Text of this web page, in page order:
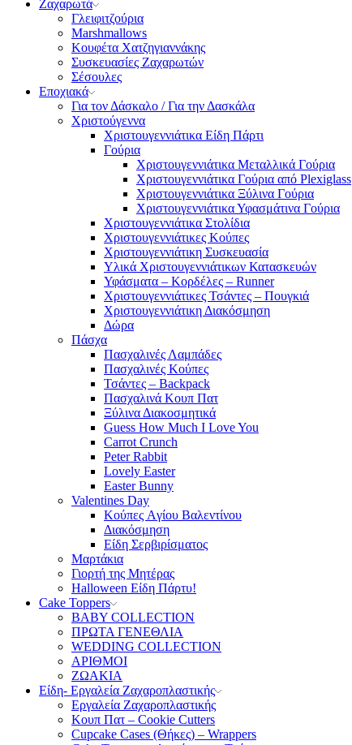
Ζαχαρωτά
Γλειφιτζούρια
Marshmallows
Κουφέτα Χατζηγιαννάκης
Συσκευασίες Ζαχαρωτών
Σέσουλες
Εποχιακά
Για τον Δάσκαλο / Για την Δασκάλα
Χριστούγεννα
Χριστουγεννιάτικα Είδη Πάρτι
Γούρια
Χριστουγεννιάτικα Μεταλλικά Γούρια
Χριστουγεννιάτικα Γούρια από Plexiglass
Χριστουγεννιάτικα Ξύλινα Γούρια
Χριστουγεννιάτικα Υφασμάτινα Γούρια
Χριστουγεννιάτικα Στολίδια
Χριστουγεννιάτικες Κούπες
Χριστουγεννιάτικη Συσκευασία
Υλικά Χριστουγεννιάτικων Κατασκευών
Υφάσματα – Κορδέλες – Runner
Χριστουγεννιάτικες Τσάντες – Πουγκιά
Χριστουγεννιάτικη Διακόσμηση
Δώρα
Πάσχα
Πασχαλινές Λαμπάδες
Πασχαλινές Κούπες
Τσάντες – Backpack
Πασχαλινά Κουπ Πατ
Ξύλινα Διακοσμητικά
Guess How Much I Love You
Carrot Crunch
Peter Rabbit
Lovely Easter
Easter Bunny
Valentines Day
Κούπες Aγίου Βαλεντίνου
Διακόσμηση
Είδη Σερβιρίσματος
Μαρτάκια
Γιορτή της Μητέρας
Halloween Είδη Πάρτυ!
Cake Toppers
BABY COLLECTION
ΠΡΩΤΑ ΓΕΝΕΘΛΙΑ
WEDDING COLLECTION
ΑΡΙΘΜΟΙ
ΖΩΑΚΙΑ
Είδη- Εργαλεία Ζαχαροπλαστικής
Εργαλεία Ζαχαροπλαστικής
Κουπ Πατ – Cookie Cutters
Cupcake Cases (Θήκες) – Wrappers